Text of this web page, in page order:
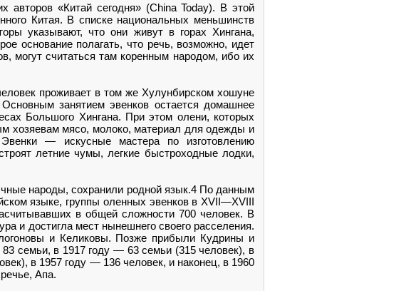
«Китай сегодня» (China Today). В этой
Китая. В списке национальных меньшинств
указывают, что они живут в горах Хингана,
основание полагать, что речь, возможно, идет
могут считаться там коренным народом, ибо их
проживает в том же Хулунбирском хошуне
занятием эвенков остается домашнее
Большого Хингана. При этом олени, которых
хозяевам мясо, молоко, материал для одежды и
— искусные мастера по изготовлению
летние чумы, легкие быстроходные лодки,
народы, сохранили родной язык.4 По данным
языке, группы оленных эвенков в XVII—XVIII
в общей сложности 700 человек. В
и достигла мест нынешнего своего расселения.
и Келиковы. Позже прибыли Кудрины и
семьи, в 1917 году — 63 семьи (315 человек), в
в 1957 году — 136 человек, и наконец, в 1960
Апа.